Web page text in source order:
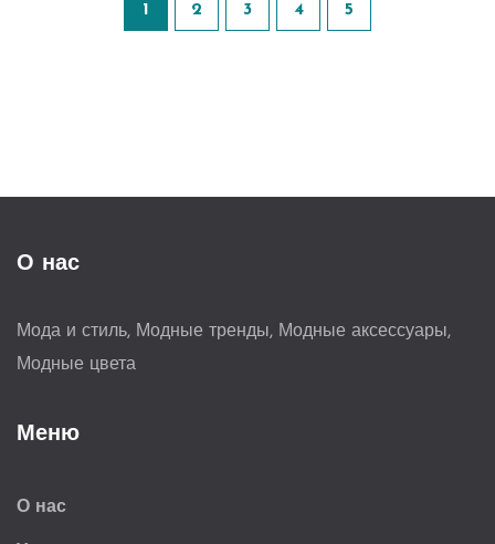
1 2 3 4 5
О нас
Мода и стиль, Модные тренды, Модные аксессуары,
Модные цвета
Меню
О нас